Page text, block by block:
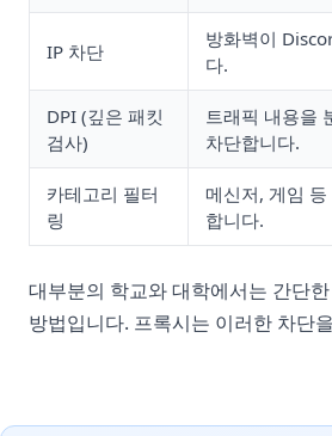
IP 차단
방화벽이
다.
DPI (깊은 패킷
검사)
트래픽 내용을
차단합니다.
카테고리 필터
링
메신저, 게임
합니다.
대부분의 학교와 대학에서는 간단
방법입니다. 프록시는 이러한 차단